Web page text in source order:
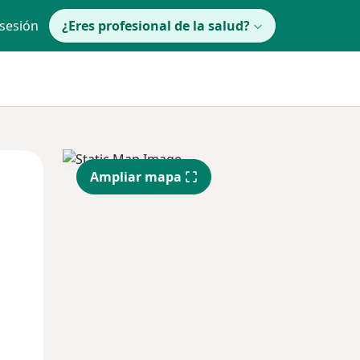
¿Eres profesional de la salud?
Mié
12 Ago
Jue
13 Ago
Ampliar mapa